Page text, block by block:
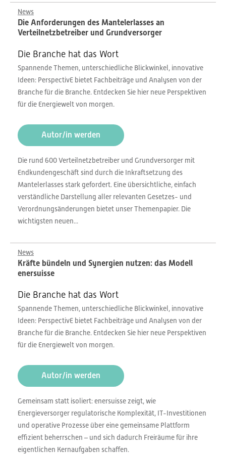
News
Die Anforderungen des Mantelerlasses an
Verteilnetzbetreiber und Grundversorger
Die Branche hat das Wort
Spannende Themen, unterschiedliche Blickwinkel, innovative
Ideen: PerspectivE bietet Fachbeiträge und Analysen von der
Branche für die Branche. Entdecken Sie hier neue Perspektiven
für die Energiewelt von morgen.
Autor/in werden
Die rund 600 Verteilnetzbetreiber und Grundversorger mit
Endkundengeschäft sind durch die Inkraftsetzung des
Mantelerlasses stark gefordert. Eine übersichtliche, einfach
verständliche Darstellung aller relevanten Gesetzes- und
Verordnungsänderungen bietet unser Themenpapier. Die
wichtigsten neuen...
News
Kräfte bündeln und Synergien nutzen: das Modell
enersuisse
Die Branche hat das Wort
Spannende Themen, unterschiedliche Blickwinkel, innovative
Ideen: PerspectivE bietet Fachbeiträge und Analysen von der
Branche für die Branche. Entdecken Sie hier neue Perspektiven
für die Energiewelt von morgen.
Autor/in werden
Gemeinsam statt isoliert: enersuisse zeigt, wie
Energieversorger regulatorische Komplexität, IT-Investitionen
und operative Prozesse über eine gemeinsame Plattform
effizient beherrschen – und sich dadurch Freiräume für ihre
eigentlichen Kernaufgaben schaffen.